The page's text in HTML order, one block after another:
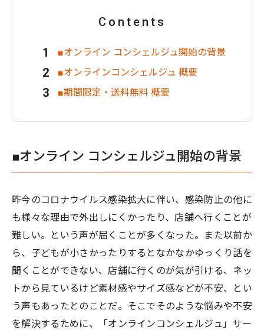
Contents
■オンライン コンシェルジュ開始の背景
■オンラインコンシェルジュ 概要
■期間限定・送料無料 概要
■オンライン コンシェルジュ開始の背景
昨今のコロナウイルス感染拡大に伴い、感染防止の他に
も様々な理由で外出しにくかったり、店舗へ行くことが
難しい。という声が届くことが多くなった。また以前か
ら、子どもが小さかったりするとなかなかゆっくり話を
聞くことができない、店舗に行くのが気が引ける、ネッ
トから見ているけど素材感やサイズ感などが不安、とい
う声もあったとのことだ。そこでそのような悩みや不安
を解決するために、「オンラインコンシェルジュ」サー